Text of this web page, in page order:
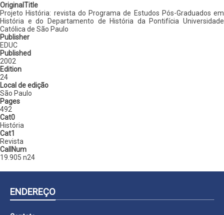
OriginalTitle
Projeto História: revista do Programa de Estudos Pós-Graduados em
História e do Departamento de História da Pontifícia Universidade
Católica de São Paulo
Publisher
EDUC
Published
2002
Edition
24
Local de edição
São Paulo
Pages
492
Cat0
História
Cat1
Revista
CallNum
19.905 n24
ENDEREÇO